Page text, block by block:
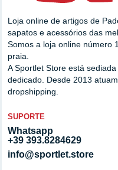
Loja online de artigos de
sapatos e acessórios das
Somos a loja online número
praia.
A Sportlet Store está
dedicado. Desde 2013
dropshipping.
SUPORTE
Whatsapp
+39 393.8284629
info@sportlet.store